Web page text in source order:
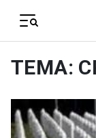
Menu
ТЕМА: